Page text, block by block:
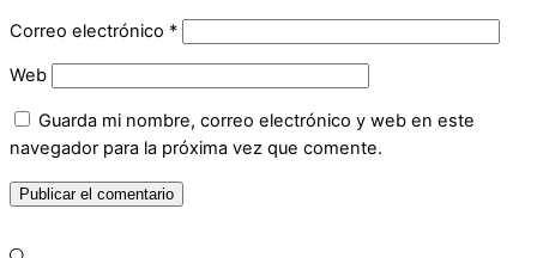
Correo electrónico *
Web
Guarda mi nombre, correo electrónico y web en este
navegador para la próxima vez que comente.